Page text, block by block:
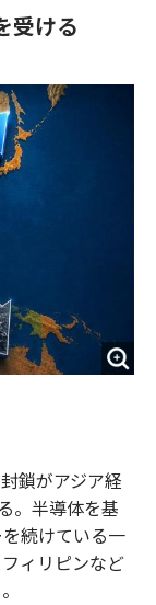
受ける
鎖がアジア経
。半導体を基
続けている一
ィリピンなど